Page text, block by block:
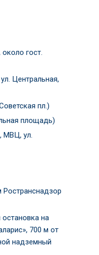
гост.
Центральная,
пл.)
площадь)
МВЦ, ул.
Ространснадзор
остановка на
700 м от
надземный